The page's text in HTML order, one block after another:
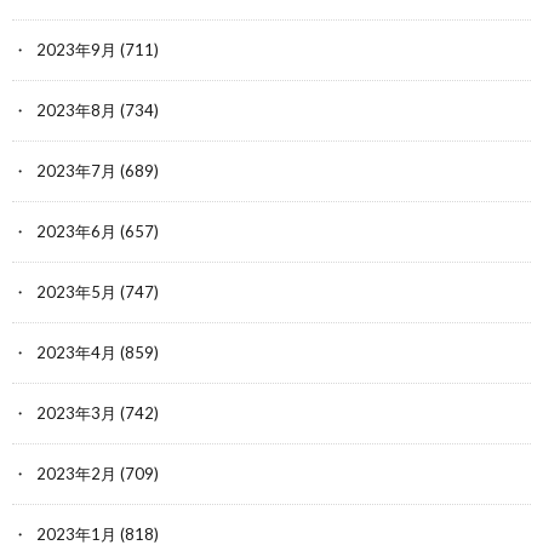
2023年9月 (711)
2023年8月 (734)
2023年7月 (689)
2023年6月 (657)
2023年5月 (747)
2023年4月 (859)
2023年3月 (742)
2023年2月 (709)
2023年1月 (818)